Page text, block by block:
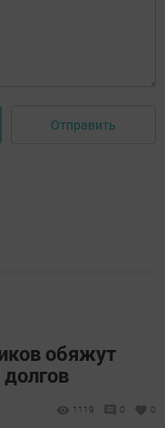
Отправить
обяжут
1119 0 0